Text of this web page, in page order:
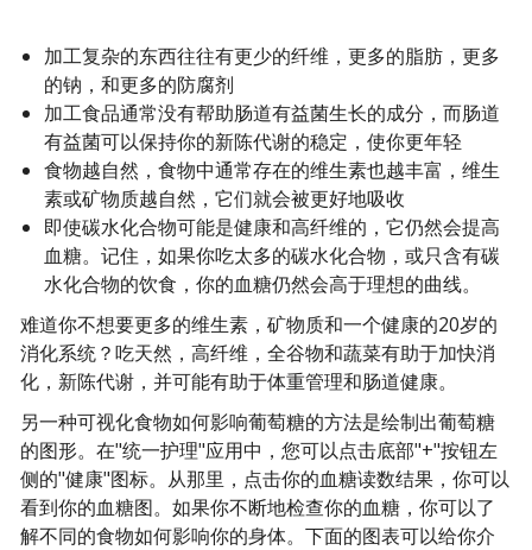
加工复杂的东西往往有更少的纤维，更多的脂肪，更多
的钠，和更多的防腐剂
加工食品通常没有帮助肠道有益菌生长的成分，而肠道
有益菌可以保持你的新陈代谢的稳定，使你更年轻
食物越自然，食物中通常存在的维生素也越丰富，维生
素或矿物质越自然，它们就会被更好地吸收
即使碳水化合物可能是健康和高纤维的，它仍然会提高
血糖。记住，如果你吃太多的碳水化合物，或只含有碳
水化合物的饮食，你的血糖仍然会高于理想的曲线。
难道你不想要更多的维生素，矿物质和一个健康的20岁的
消化系统？吃天然，高纤维，全谷物和蔬菜有助于加快消
化，新陈代谢，并可能有助于体重管理和肠道健康。
另一种可视化食物如何影响葡萄糖的方法是绘制出葡萄糖
的图形。在"统一护理"应用中，您可以点击底部"+"按钮左
侧的"健康"图标。从那里，点击你的血糖读数结果，你可以
看到你的血糖图。如果你不断地检查你的血糖，你可以了
解不同的食物如何影响你的身体。下面的图表可以给你介